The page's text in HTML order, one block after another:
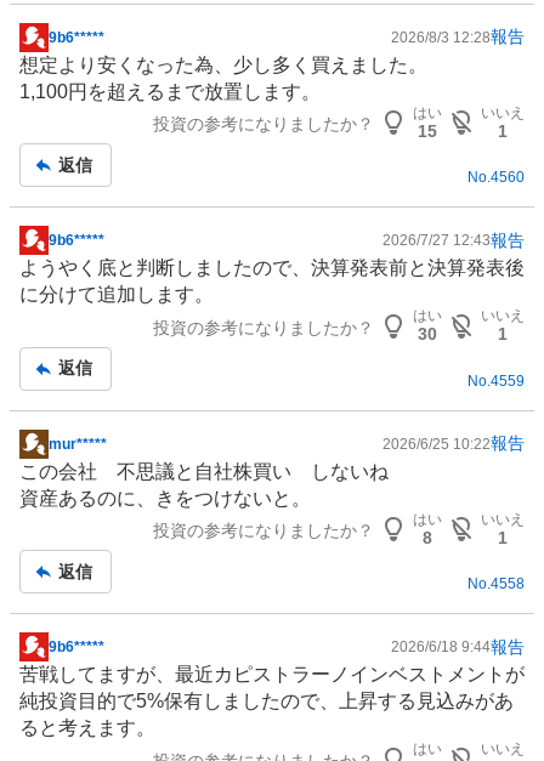
掲
示
板
9b6***** 2026/8/3 12:28報告
想定より安くなった為、少し多く買えました。
1,100円を超えるまで放置します。
投資の参考になりましたか？
はい
15
いいえ
1
返信
No.4560
掲
示
板
9b6***** 2026/7/27 12:43報告
ようやく底と判断しましたので、決算発表前と決算発表後
に分けて追加します。
投資の参考になりましたか？
はい
30
いいえ
1
返信
No. 4559
掲
示
板
mur***** 2026/6/25 10:22報告
この会社 不思議と自社株買い しないね
資産あるのに、きをつけないと。
投資の参考になりましたか？
はい
8
いいえ
1
返信
No.4558
掲
示
板
記
9b6***** 2026/6/18 9:44報告
苦戦してますが、最近カピストラーノインベストメントが
純投資目的で5%保有しましたので、上昇する見込みがあ
ると考えます。
はい いいえ